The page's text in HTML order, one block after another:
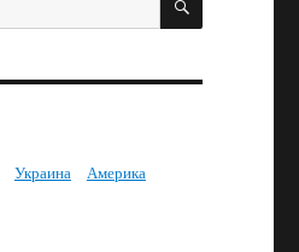
Украина
Америка